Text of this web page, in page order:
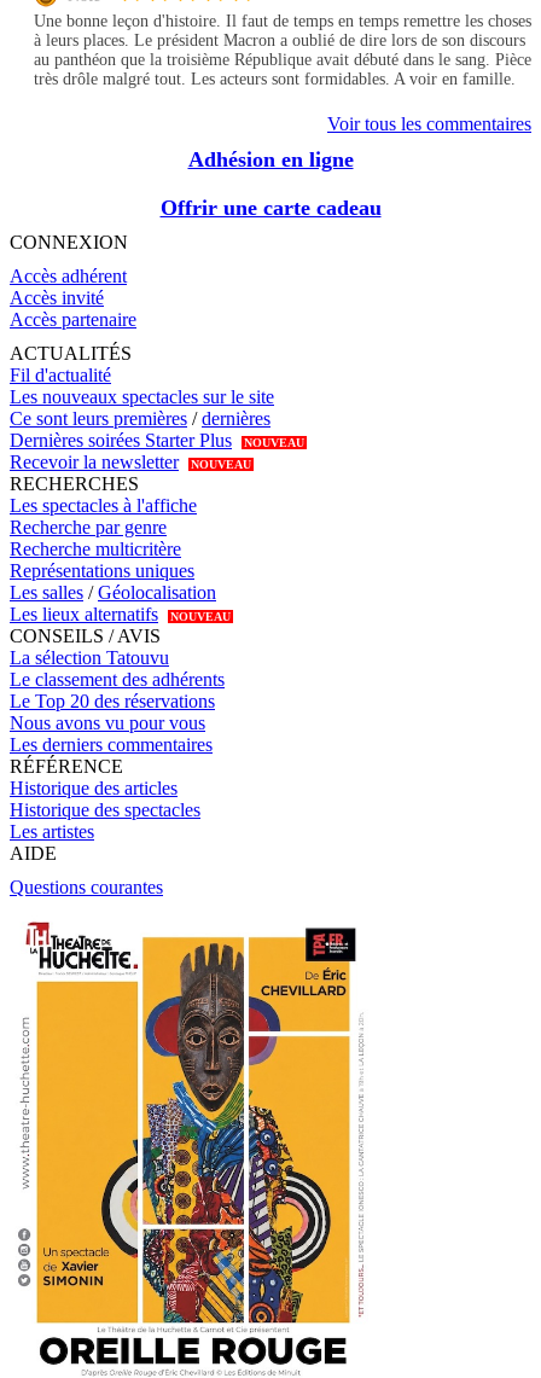
Une bonne leçon d'histoire. Il faut de temps en temps remettre les choses
à leurs places. Le président Macron a oublié de dire lors de son discours
au panthéon que la troisième République avait débuté dans le sang. Pièce
très drôle malgré tout. Les acteurs sont formidables. A voir en famille.
Voir tous les commentaires
Adhésion en ligne
Offrir une carte cadeau
CONNEXION
Accès adhérent
Accès invité
Accès partenaire
ACTUALITÉS
Fil d'actualité
Les nouveaux spectacles sur le site
Ce sont leurs premières /dernières
Dernières soirées Starter Plus
NOUVEAU
Recevoir la newsletter NOUVEAU
RECHERCHES
Les spectacles à l'affiche
Recherche par genre
Recherche multicritère
Représentations uniques
Les salles /Géolocalisation
Les lieux alternatifs
NOUVEAU
CONSEILS / AVIS
La sélection Tatouvu
Le classement des adhérents
Le Top 20 des réservations
Nous avons vu pour vous
Les derniers commentaires
RÉFÉRENCE
Historique des articles
Historique des spectacles
Les artistes
AIDE
Questions courantes